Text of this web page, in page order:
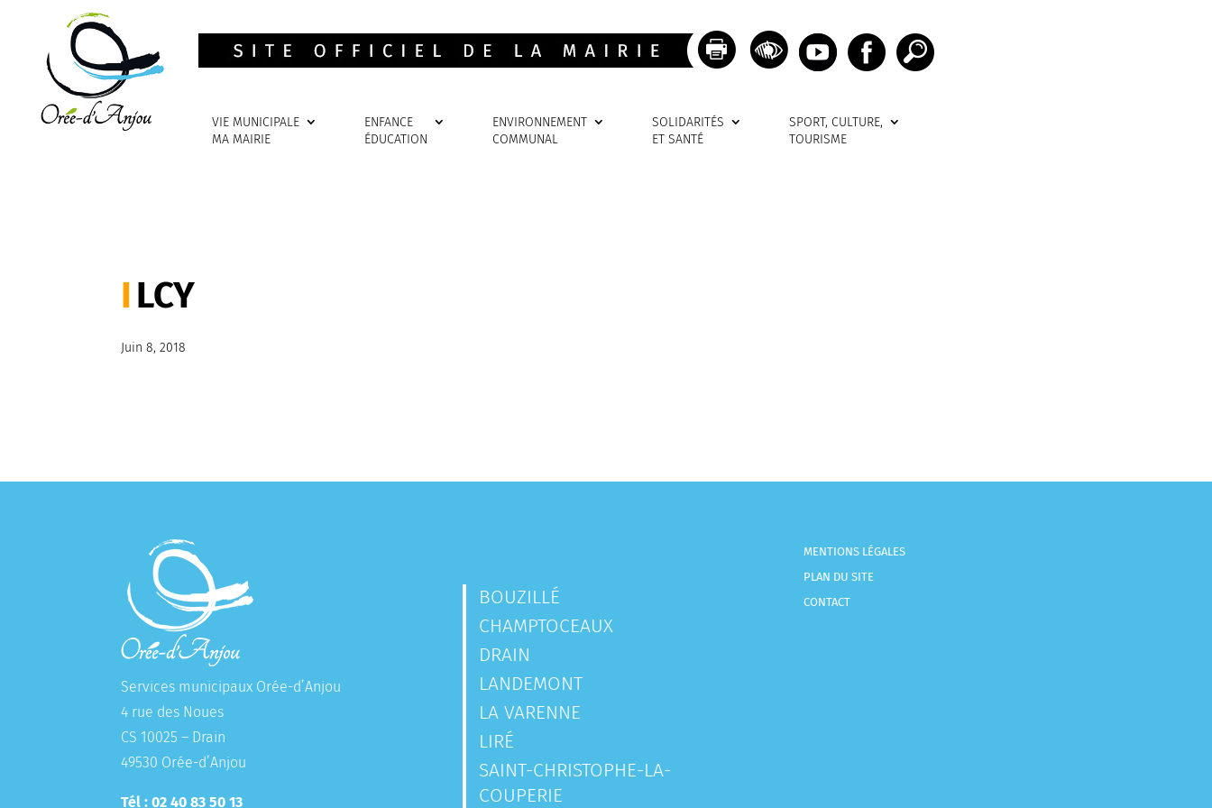
VIE MUNICIPALE
MA MAIRIE
ENFANCE
ÉDUCATION
ENVIRONNEMENT
COMMUNAL
SOLIDARITÉS
ET SANTÉ
SPORT, CULTURE,
TOURISME
LCY
Juin 8, 2018
Services municipaux Orée-d’Anjou
4 rue des Noues
CS 10025 – Drain
49530 Orée-d’Anjou
Tél : 02 40 83 50 13
BOUZILLÉ
CHAMPTOCEAUX
DRAIN
LANDEMONT
LA VARENNE
LIRÉ
SAINT-CHRISTOPHE-LA-
COUPERIE
MENTIONS LÉGALES
PLAN DU SITE
CONTACT